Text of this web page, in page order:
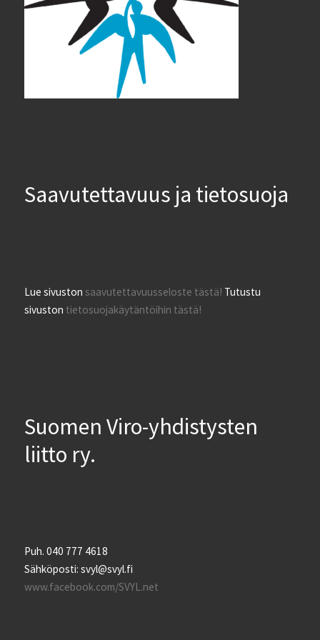
Saavutettavuus ja tietosuoja
Lue sivustonsaavutettavuusseloste tästä! Tutustu
sivuston tietosuojakäytäntöihin tästä!
Suomen Viro-yhdistysten
liitto ry.
Puh. 040 777 4618
Sähköposti: svyl@svyl.fi
www.facebook.com/SVYL.net